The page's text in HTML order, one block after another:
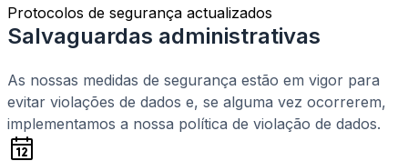
Protocolos de segurança actualizados
Salvaguardas administrativas
As nossas medidas de segurança estão em vigor para
evitar violações de dados e, se alguma vez ocorrerem,
implementamos a nossa política de violação de dados.